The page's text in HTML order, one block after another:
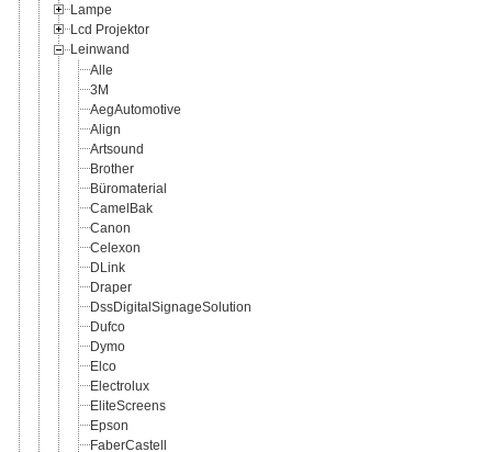
Lampe
Lcd Projektor
Leinwand
Alle
3M
AegAutomotive
Align
Artsound
Brother
Büromaterial
CamelBak
Canon
Celexon
DLink
Draper
DssDigitalSignageSolution
Dufco
Dymo
Elco
Electrolux
EliteScreens
Epson
FaberCastell